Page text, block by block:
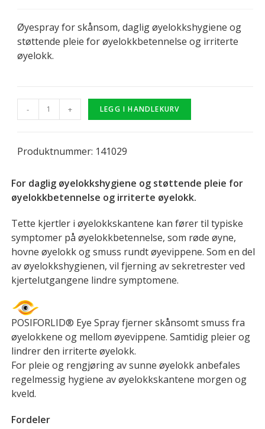
Øyespray for skånsom, daglig øyelokkshygiene og
støttende pleie for øyelokkbetennelse og irriterte
øyelokk.
- + LEGG I HANDLEKURV
Produktnummer: 141029
For daglig øyelokkshygiene og støttende pleie for
øyelokkbetennelse og irriterte øyelokk.
Tette kjertler i øyelokkskantene kan fører til typiske
symptomer på øyelokkbetennelse, som røde øyne,
hovne øyelokk og smuss rundt øyevippene. Som en del
av øyelokkshygienen, vil fjerning av sekretrester ved
kjertelutgangene lindre symptomene.
POSIFORLID® Eye Spray fjerner skånsomt smuss fra
øyelokkene og mellom øyevippene. Samtidig pleier og
lindrer den irriterte øyelokk.
For pleie og rengjøring av sunne øyelokk anbefales
regelmessig hygiene av øyelokkskantene morgen og
kveld.
Fordeler